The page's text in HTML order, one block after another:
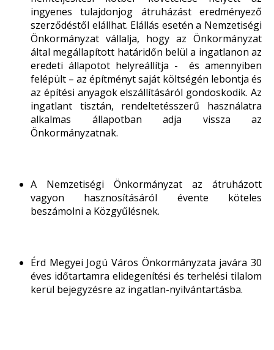
ingyenes tulajdonjog átruházást eredményező
szerződéstől elállhat. Elállás esetén a Nemzetiségi
Önkormányzat vállalja, hogy az Önkormányzat
által megállapított határidőn belül a ingatlanon az
eredeti állapotot helyreállítja - és amennyiben
felépült – az építményt saját költségén lebontja és
az építési anyagok elszállításáról gondoskodik. Az
ingatlant tisztán, rendeltetésszerű használatra
alkalmas állapotban adja vissza az
Önkormányzatnak.
A Nemzetiségi Önkormányzat az átruházott
vagyon hasznosításáról évente köteles
beszámolni a Közgyűlésnek.
Érd Megyei Jogú Város Önkormányzata javára 30
éves időtartamra elidegenítési és terhelési tilalom
kerül bejegyzésre az ingatlan-nyilvántartásba.